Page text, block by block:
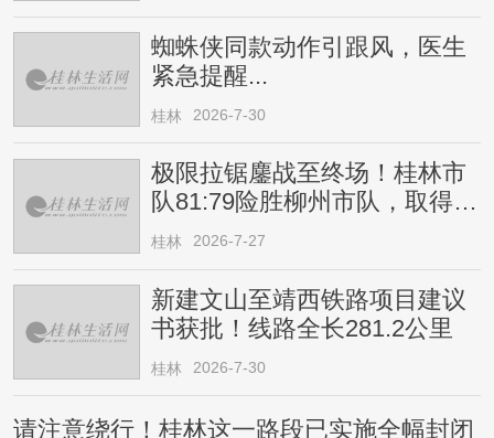
蜘蛛侠同款动作引跟风，医生
紧急提醒...
桂林 2026-7-30
极限拉锯鏖战至终场！桂林市
队81:79险胜柳州市队，取得四
连胜
桂林 2026-7-27
新建文山至靖西铁路项目建议
书获批！线路全长281.2公里
桂林 2026-7-30
请注意绕行！桂林这一路段已实施全幅封闭